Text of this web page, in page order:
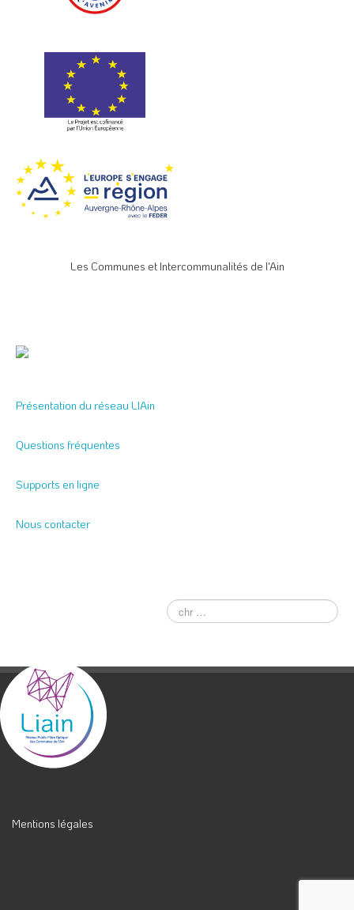
Les Communes et Intercommunalités de l'Ain
Présentation du réseau LIAin
Questions fréquentes
Supports en ligne
Nous contacter
Mentions légales